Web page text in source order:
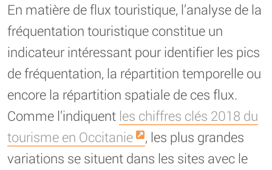
En matière de flux touristique, l’analyse de la
fréquentation touristique constitue un
indicateur intéressant pour identifier les pics
de fréquentation, la répartition temporelle ou
encore la répartition spatiale de ces flux.
Comme l’indiquent les chiffres clés 2018 du
tourisme en Occitanie
, les plus grandes
variations se situent dans les sites avec le